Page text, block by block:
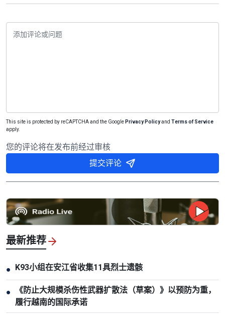
This site is protected by reCAPTCHA and the Google Privacy Policyand Terms of Service
apply.
您的评论将在发布前经过审核
提交评论
最新推荐
● K93小组在安江省收集11具烈士遗骸
●
《防止大规模杀伤性武器扩散法（草案）》以预防为重，
履行越南的国际承诺